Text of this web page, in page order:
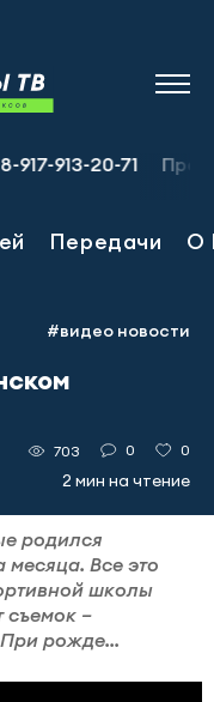
20-71
Передачи О
#видео новости
703 0 0
2 мин на чтение
родился
Все это
школы
съемок –
рожде...